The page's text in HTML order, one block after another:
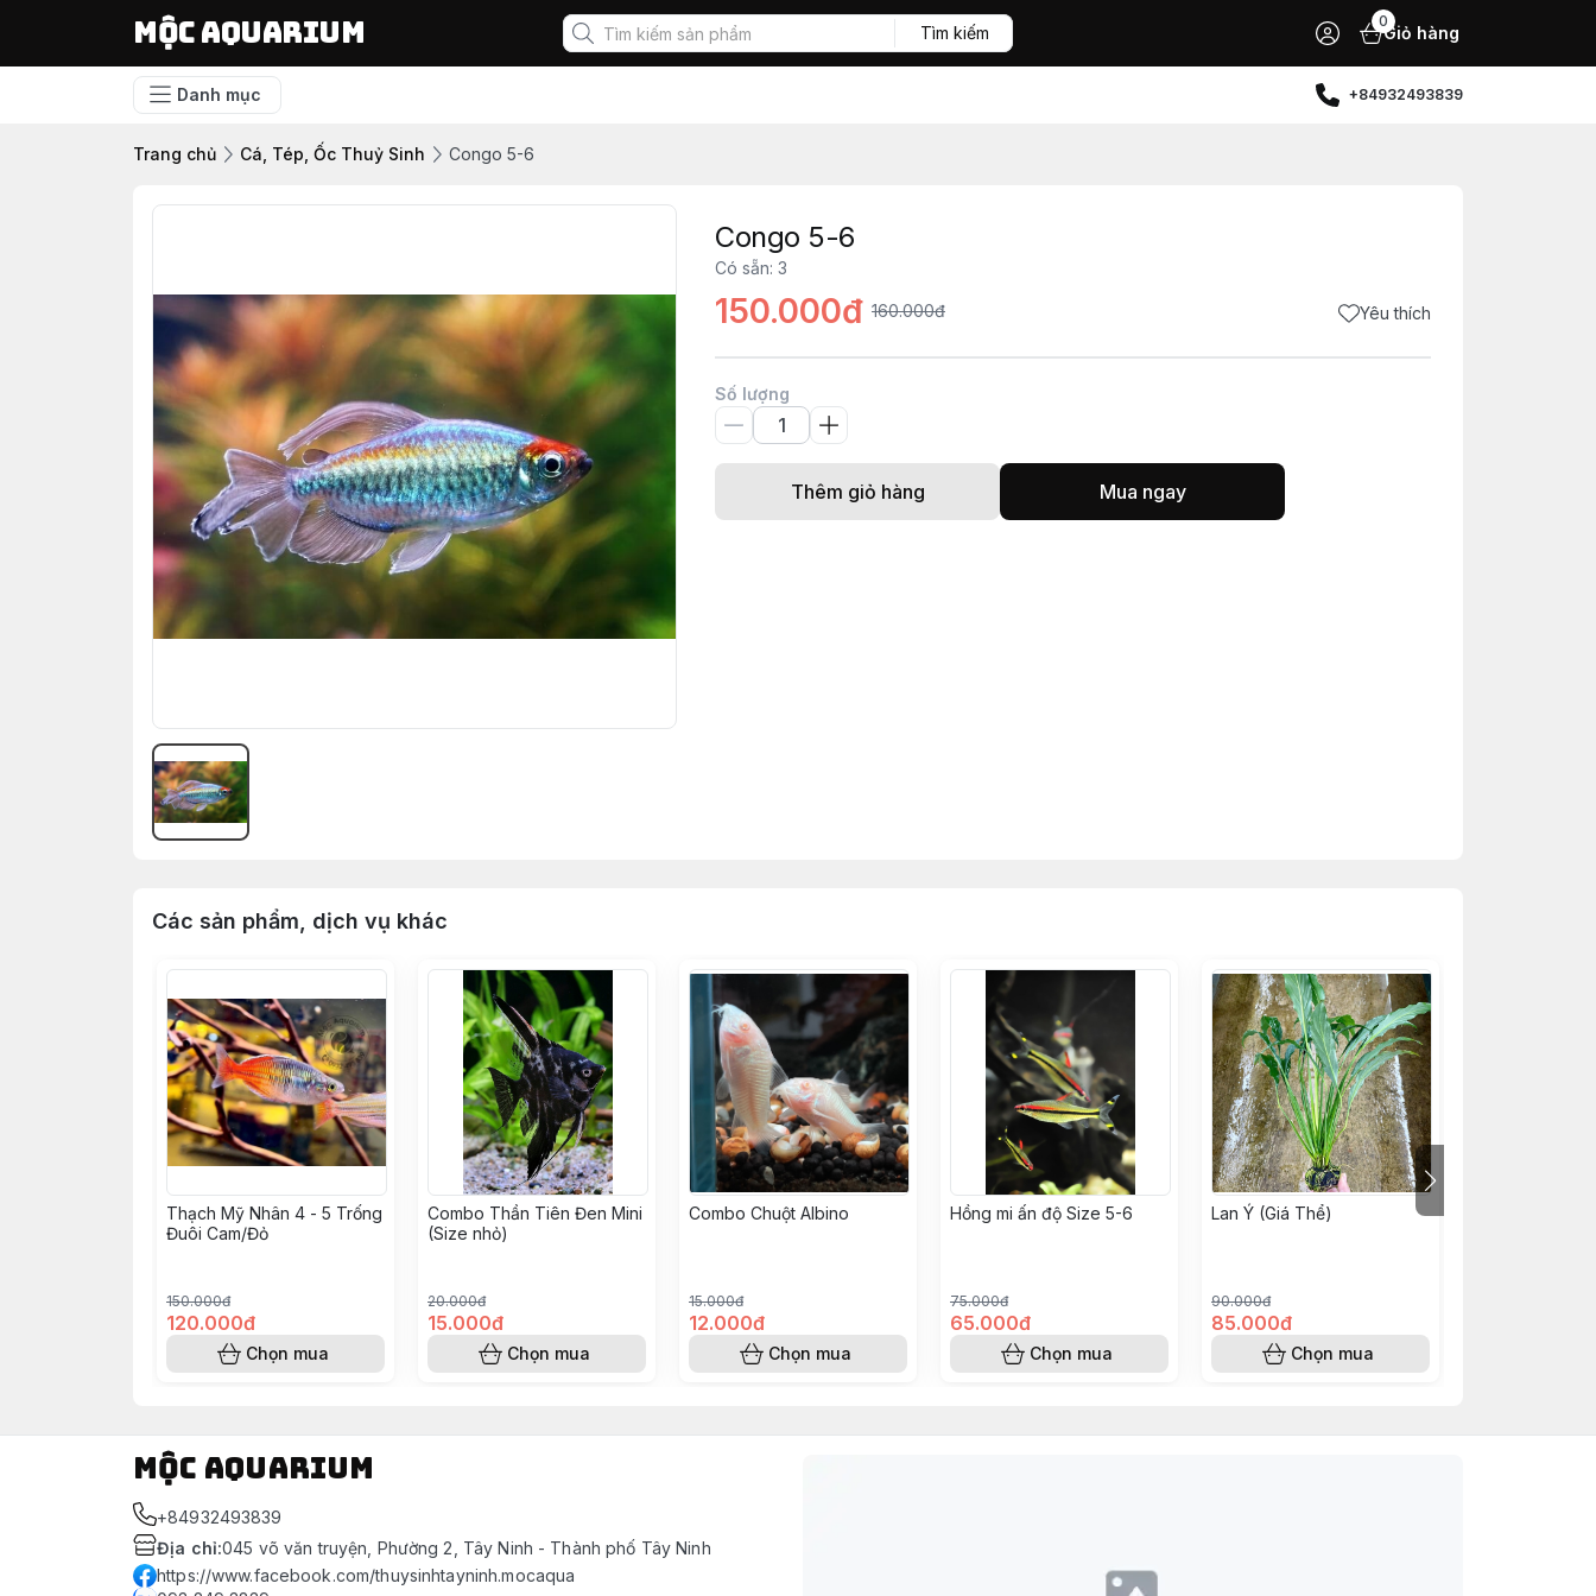
Mộc Aquarium Tìm kiếm
0
Giỏ hàng
Danh mục +84932493839
Trang chủ Cá, Tép, Ốc Thuỷ Sinh Congo 5-6
Congo 5-6
Có sẵn: 3
150.000đ 160.000đ Yêu thích
Số lượng
Thêm giỏ hàng Mua ngay
Các sản phẩm, dịch vụ khác
Thạch Mỹ Nhân 4 - 5 Trống
Đuôi Cam/Đỏ
150.000đ
120.000đ
Chọn mua
Combo Thần Tiên Đen Mini
(Size nhỏ)
20.000đ
15.000đ
Chọn mua
Combo Chuột Albino
15.000đ
12.000đ
Chọn mua
Hồng mi ấn độ Size 5-6
75.000đ
65.000đ
Chọn mua
Lan Ý (Giá Thể)
90.000đ
85.000đ
Chọn mua
Mộc Aquarium
+84932493839
Địa chỉ:045 võ văn truyện, Phường 2, Tây Ninh - Thành phố Tây Ninh
https://www.facebook.com/thuysinhtayninh.mocaqua